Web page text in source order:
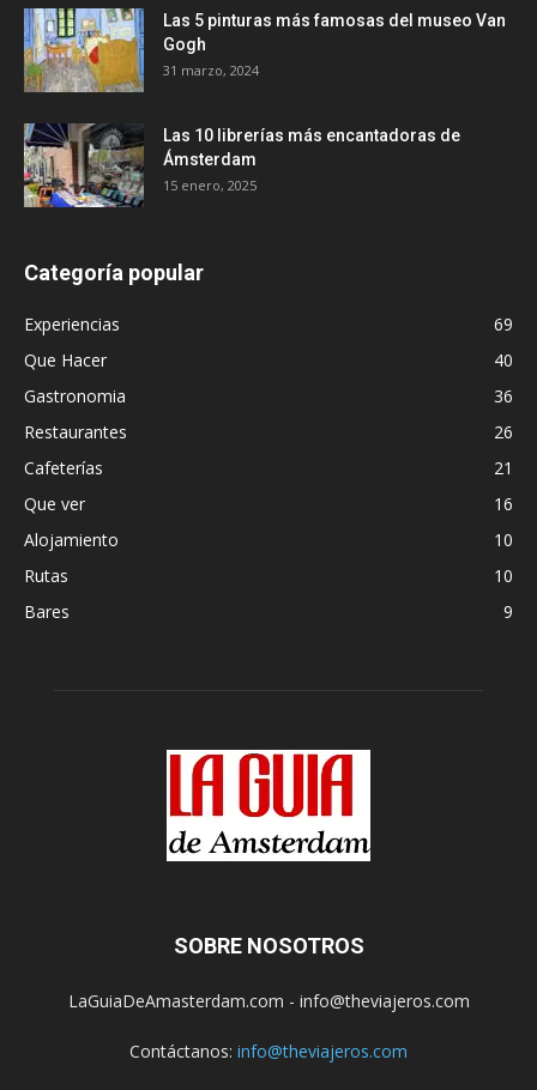
Las 5 pinturas más famosas del museo Van
Gogh
31 marzo, 2024
Las 10 librerías más encantadoras de
Ámsterdam
15 enero, 2025
Categoría popular
Experiencias
69
Que Hacer
40
Gastronomia
36
Restaurantes
26
Cafeterías
21
Que ver
16
Alojamiento
10
Rutas
10
Bares
9
SOBRE NOSOTROS
LaGuiaDeAmasterdam.com - info@theviajeros.com
Contáctanos: info@theviajeros.com